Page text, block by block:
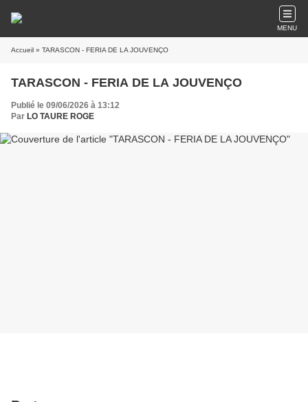
MENU
Accueil » TARASCON - FERIA DE LA JOUVENÇO
TARASCON - FERIA DE LA JOUVENÇO
Publié le 09/06/2026 à 13:12
Par LO TAURE ROGE